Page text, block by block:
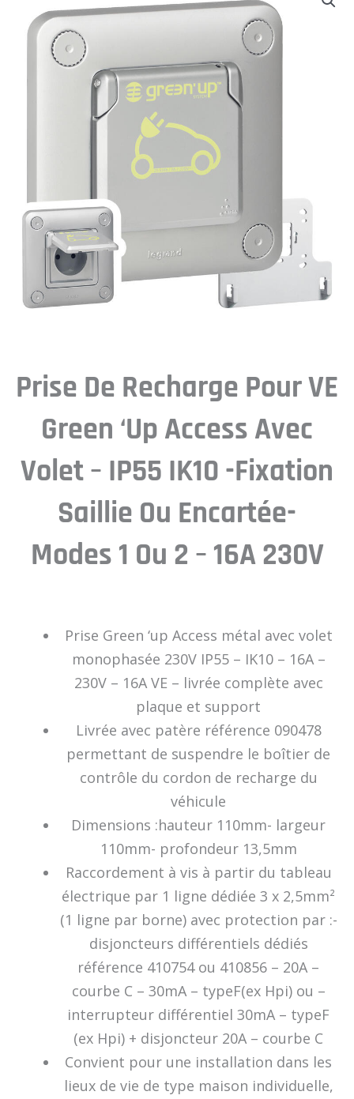
Prise De Recharge Pour VE
Green ‘up Access Avec
Volet – IP55 IK10 -Fixation
Saillie Ou Encartée-
Modes 1 Ou 2 – 16A 230V
Prise Green ‘up Access métal avec volet
monophasée 230V IP55 – IK10 – 16A –
230V – 16A VE – livrée complète avec
plaque et support
Livrée avec patère référence 090478
permettant de suspendre le boîtier de
contrôle du cordon de recharge du
véhicule
Dimensions :hauteur 110mm- largeur
110mm- profondeur 13,5mm
Raccordement à vis à partir du tableau
électrique par 1 ligne dédiée 3 x 2,5mm²
(1 ligne par borne) avec protection par :-
disjoncteurs différentiels dédiés
référence 410754 ou 410856 – 20A –
courbe C – 30mA – typeF(ex Hpi) ou –
interrupteur différentiel 30mA – typeF
(ex Hpi) + disjoncteur 20A – courbe C
Convient pour une installation dans les
lieux de vie de type maison individuelle,